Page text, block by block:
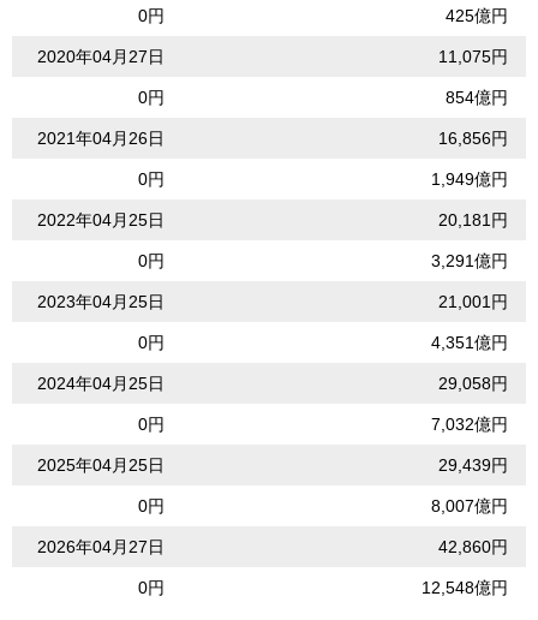
0円 425億円
2020年04月27日 11,075円
0円 854億円
2021年04月26日 16,856円
0円 1,949億円
2022年04月25日 20,181円
0円 3,291億円
2023年04月25日 21,001円
0円 4,351億円
2024年04月25日 29,058円
0円 7,032億円
2025年04月25日 29,439円
0円 8,007億円
2026年04月27日 42,860円
0円 12,548億円